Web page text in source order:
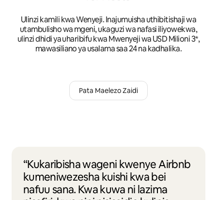
Ulinzi kamili kwa Wenyeji. Inajumuisha uthibitishaji wa
utambulisho wa mgeni, ukaguzi wa nafasi iliyowekwa,
ulinzi dhidi ya uharibifu kwa Mwenyeji wa USD Milioni 3*,
mawasiliano ya usalama saa 24 na kadhalika.
Pata Maelezo Zaidi
“Kukaribisha wageni kwenye Airbnb
kumeniwezesha kuishi kwa bei
nafuu sana. Kwa kuwa ni lazima